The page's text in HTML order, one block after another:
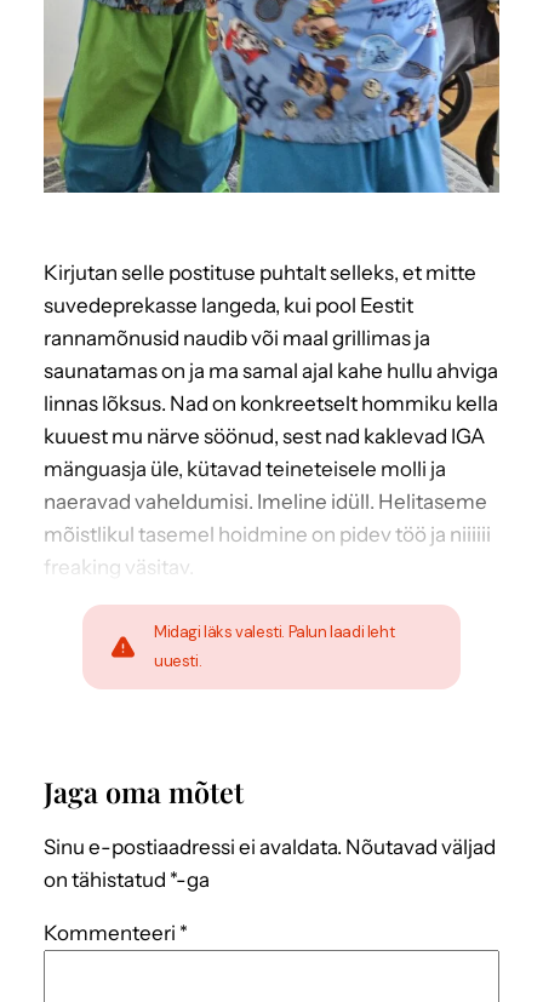
Kirjutan selle postituse puhtalt selleks, et mitte
suvedeprekasse langeda, kui pool Eestit
rannamõnusid naudib või maal grillimas ja
saunatamas on ja ma samal ajal kahe hullu ahviga
linnas lõksus. Nad on konkreetselt hommiku kella
kuuest mu närve söönud, sest nad kaklevad IGA
mänguasja üle, kütavad teineteisele molli ja
naeravad vaheldumisi. Imeline idüll. Helitaseme
mõistlikul tasemel hoidmine on pidev töö ja niiiiii
freaking väsitav.
Midagi läks valesti. Palun laadi leht
uuesti.
Jaga oma mõtet
Sinu e-postiaadressi ei avaldata. Nõutavad väljad
on tähistatud *-ga
Kommenteeri *